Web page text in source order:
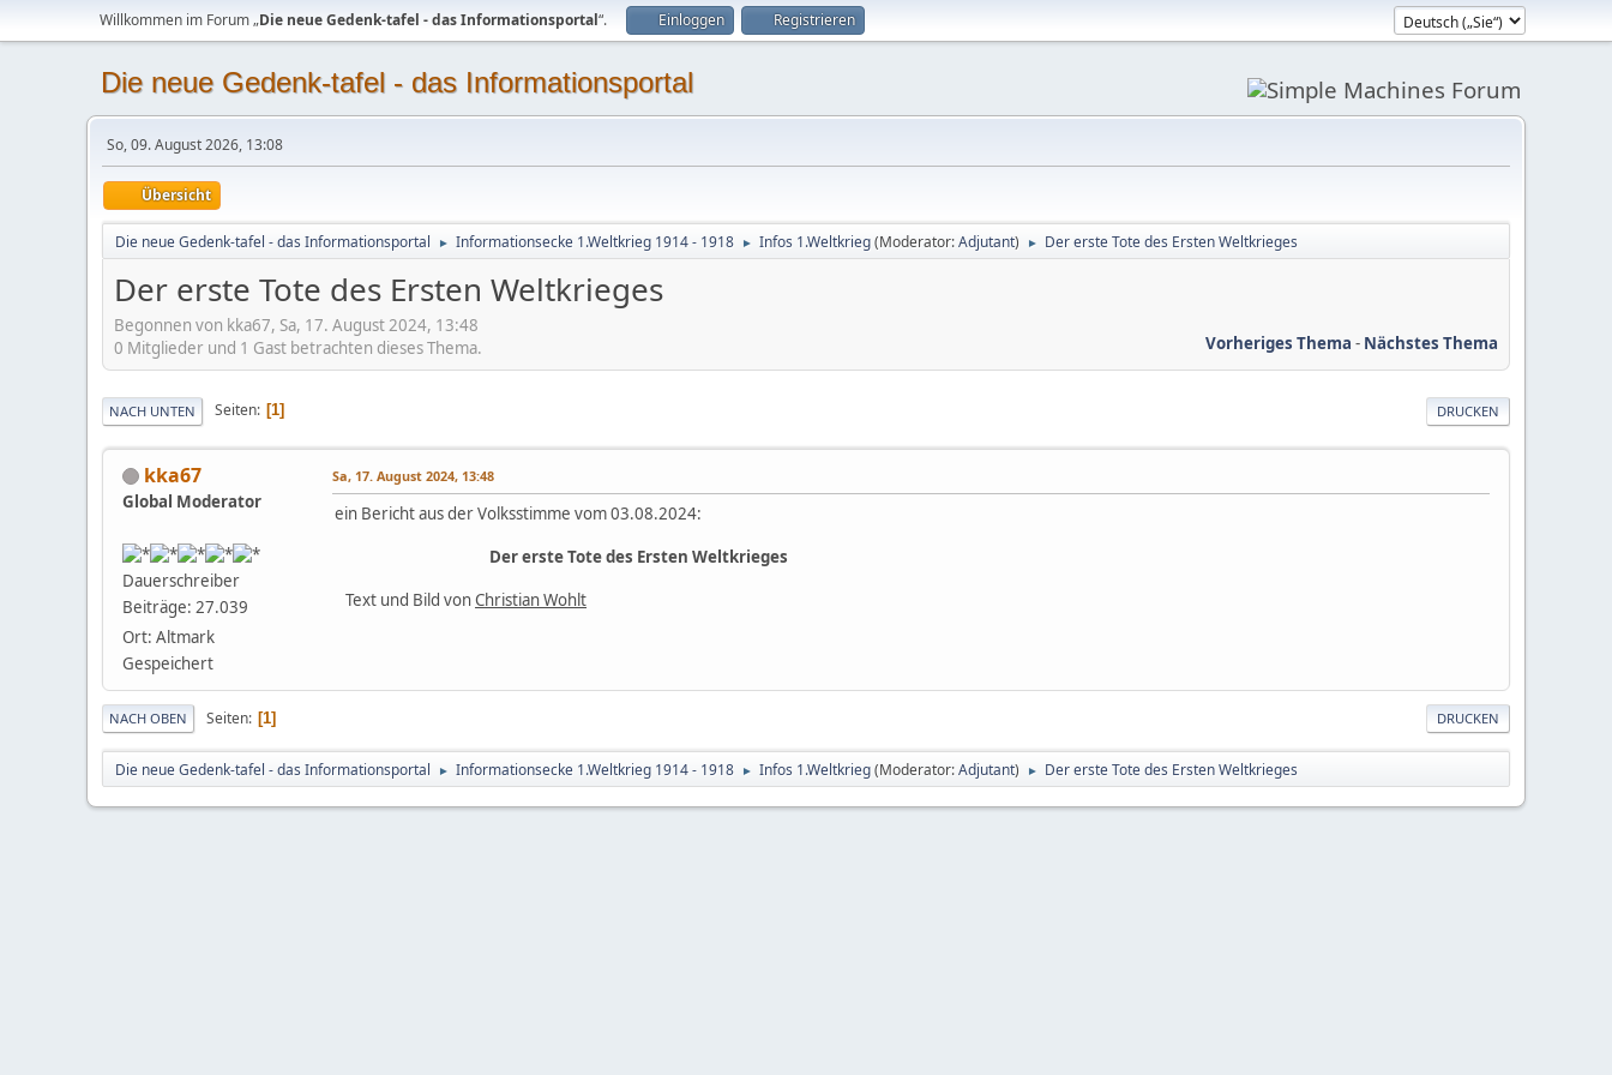
Willkommen im Forum „Die neue Gedenk-tafel - das Informationsportal“. Einloggen Registrieren
Die neue Gedenk-tafel - das Informationsportal
So, 09. August 2026, 13:08
Übersicht
Die neue Gedenk-tafel - das Informationsportal ► Informationsecke 1.Weltkrieg 1914 - 1918 ► Infos 1.Weltkrieg(Moderator:Adjutant) ► Der erste Tote des Ersten Weltkrieges
Der erste Tote des Ersten Weltkrieges
Begonnen von kka67, Sa, 17. August 2024, 13:48
Vorheriges Thema - Nächstes Thema
0 Mitglieder und 1 Gast betrachten dieses Thema.
DRUCKEN
NACH UNTEN Seiten 1
kka67
Global Moderator
Dauerschreiber
Beiträge: 27.039
Ort: Altmark
Gespeichert
Sa, 17. August 2024, 13:48
ein Bericht aus der Volksstimme vom 03.08.2024:
Der erste Tote des Ersten Weltkrieges
Text und Bild vonChristian Wohlt
DRUCKEN
NACH OBEN Seiten 1
Die neue Gedenk-tafel - das Informationsportal ► Informationsecke 1.Weltkrieg 1914 - 1918 ► Infos 1.Weltkrieg(Moderator:Adjutant) ► Der erste Tote des Ersten Weltkrieges